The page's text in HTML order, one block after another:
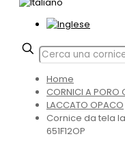
Home
CORNICI A PORO
LACCATO OPACO
Cornice da tela
651F12OP